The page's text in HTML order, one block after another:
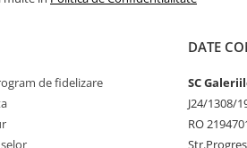
de fidelizare
DATE
SC
J24/1308/
RO